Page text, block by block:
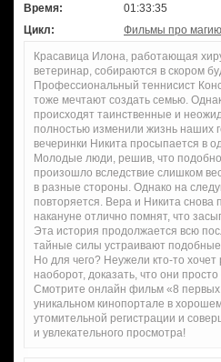
Время:
01:33:35
Цикл:
Фильмы про магию
Красавица Илона, работающая
ветеринар, собираются в скором
Профессиональный теннисист
тоже мечтают создать семью.
происходят таинственные и
полностью изменили жизнь наших
вечеринки Никита просыпается в
Молодые люди, решив, что
произошло вследствие слишком
в разные стороны. Однако на
повторяется. Вера и Никита снова
накануне отлично помнят, что
Эта история продолжается всю
тайные силы устраивают
Но для чего? Неужели кто-то хочет
наоборот, доказать, что они
Смотрите онлайн фильм «8
уникальном кинопортале в
утомительной регистрации и
и увлекательного просмотра!